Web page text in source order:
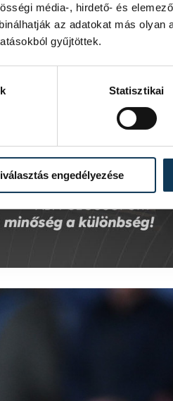
média-, hirdető- és
az adatokat más olyan
gyűjtöttek.
Statisztikai
engedélyezése